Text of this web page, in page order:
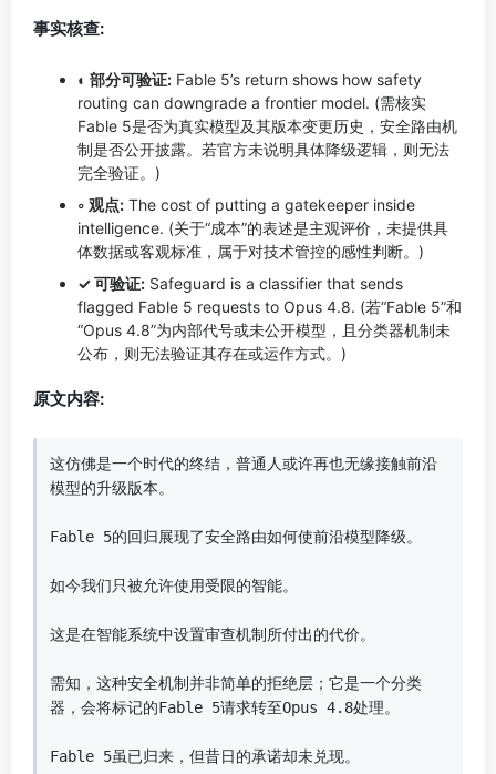
事实核查:
◐ 部分可验证: Fable 5’s return shows how safety
routing can downgrade a frontier model. (需核实
Fable 5是否为真实模型及其版本变更历史，安全路由机
制是否公开披露。若官方未说明具体降级逻辑，则无法
完全验证。)
◦ 观点: The cost of putting a gatekeeper inside
intelligence. (关于“成本”的表述是主观评价，未提供具
体数据或客观标准，属于对技术管控的感性判断。)
✓ 可验证: Safeguard is a classifier that sends
flagged Fable 5 requests to Opus 4.8. (若“Fable 5”和
“Opus 4.8”为内部代号或未公开模型，且分类器机制未
公布，则无法验证其存在或运作方式。)
原文内容:
这仿佛是一个时代的终结，普通人或许再也无缘接触前沿
模型的升级版本。
Fable 5的回归展现了安全路由如何使前沿模型降级。
如今我们只被允许使用受限的智能。
这是在智能系统中设置审查机制所付出的代价。
需知，这种安全机制并非简单的拒绝层；它是一个分类
器，会将标记的Fable 5请求转至Opus 4.8处理。
Fable 5虽已归来，但昔日的承诺却未兑现。